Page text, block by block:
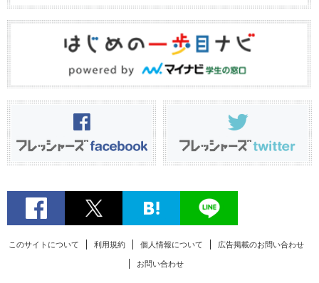
このサイトについて 利用規約 個人情報について 広告掲載のお問い合わせ
お問い合わせ